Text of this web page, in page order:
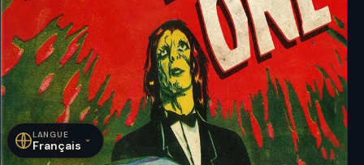
LANGUE
Français